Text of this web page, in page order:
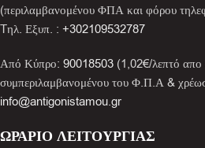
(περιλαμβανομένου ΦΠΑ και φόρου
Tηλ. Εξυπ. : +302109532787
Από Κύπρο: 90018503 (1,02€/λεπτό απο
συμπεριλαμβανομένου του Φ.Π.Α &
info@antigonistamou.gr
ΩΡΑΡΙΟ ΛΕΙΤΟΥΡΓΙΑΣ